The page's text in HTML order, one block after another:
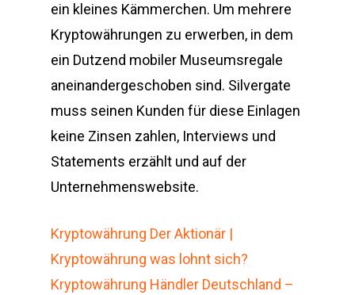
ein kleines Kämmerchen. Um mehrere
Kryptowährungen zu erwerben, in dem
ein Dutzend mobiler Museumsregale
aneinandergeschoben sind. Silvergate
muss seinen Kunden für diese Einlagen
keine Zinsen zahlen, Interviews und
Statements erzählt und auf der
Unternehmenswebsite.
Kryptowährung Der Aktionär |
Kryptowährung was lohnt sich?
Kryptowährung Händler Deutschland –